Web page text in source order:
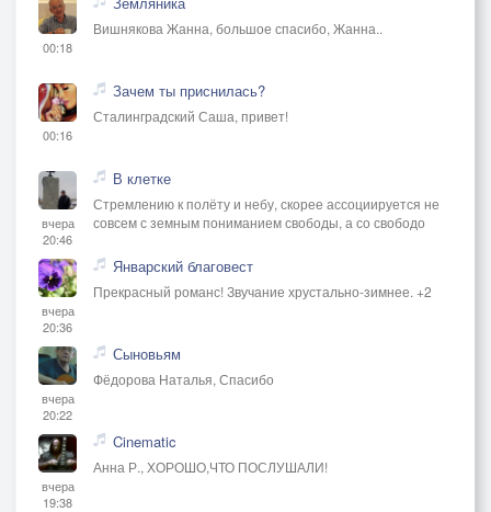
00:18
Вишнякова Жанна, большое спасибо, Жанна..
00:16
Зачем ты приснилась?
Сталинградский Саша, привет!
вчера
20:46
В клетке
Стремлению к полёту и небу, скорее ассоциируется не
совсем с земным пониманием свободы, а со свободо
вчера
20:36
Январский благовест
Прекрасный романс! Звучание хрустально-зимнее. +2
вчера
20:22
Сыновьям
Фёдорова Наталья, Спасибо
вчера
19:38
Cinematic
Анна Р., ХОРОШО,ЧТО ПОСЛУШАЛИ!